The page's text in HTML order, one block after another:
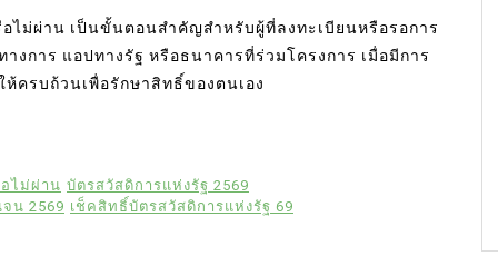
ไม่ผ่าน เป็นขั้นตอนสำคัญสำหรับผู้ที่ลงทะเบียนหรือรอการ
การ แอปทางรัฐ หรือธนาคารที่ร่วมโครงการ เมื่อมีการ
ครบถ้วนเพื่อรักษาสิทธิ์ของตนเอง
ไม่ผ่าน บัตรสวัสดิการแห่งรัฐ 2569
น 2569 เช็คสิทธิ์บัตรสวัสดิการแห่งรัฐ 69